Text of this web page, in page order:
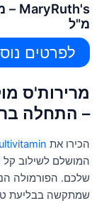
מ"ל
לפרטים
מרירות'ס
– התחלה
הכירו את
המושלם לשילוב קל
שלכם. הפורמולה
שמתקשה בבליעת